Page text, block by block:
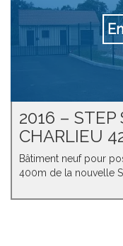
2016 – STEP
CHARLIEU
Bâtiment neuf pour
400m de la nouvelle